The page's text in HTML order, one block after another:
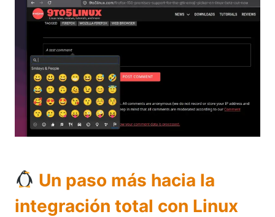
Un paso más hacia la
integración total con Linux